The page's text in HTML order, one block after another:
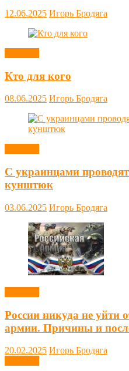
12.06.2025 Игорь Бродяга
Кто для кого
08.06.2025 Игорь Бродяга
С украинцами
кунштюк
03.06.2025 Игорь Бродяга
России никуда не уйти
армии. Причины и
20.02.2025 Игорь Бродяга